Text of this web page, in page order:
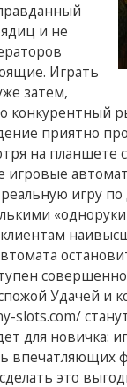
и не
Играть
затем,
приятно
на планшете
игровые
игру
Удачей и
slots.com/
для новичка:
впечатляющих
это